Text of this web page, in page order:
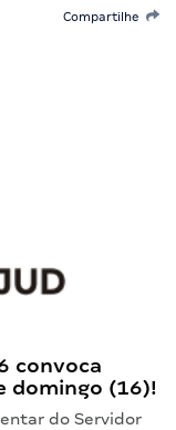
Compartilhe
convoca
domingo (16)!
do Servidor